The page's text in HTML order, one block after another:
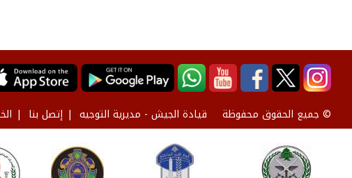
© جميع الحقوق محفوظة قيادة الجيش - مديرية التوجيه إتصل بنا